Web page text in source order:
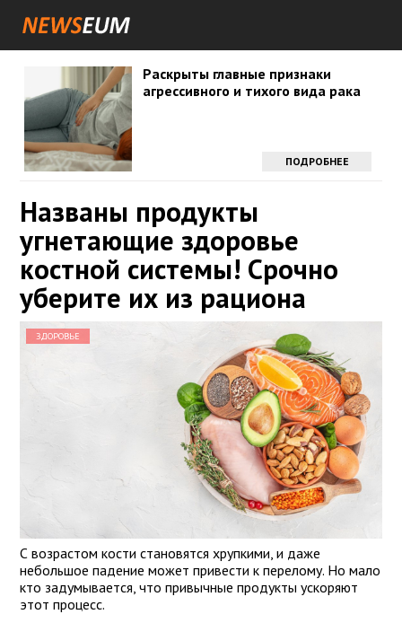
Раскрыты главные признаки
агрессивного и тихого вида рака
ПОДРОБНЕЕ
Названы продукты
угнетающие здоровье
костной системы! Срочно
уберите их из рациона
ЗДОРОВЬЕ
С возрастом кости становятся хрупкими, и даже
небольшое падение может привести к перелому. Но мало
кто задумывается, что привычные продукты ускоряют
этот процесс.